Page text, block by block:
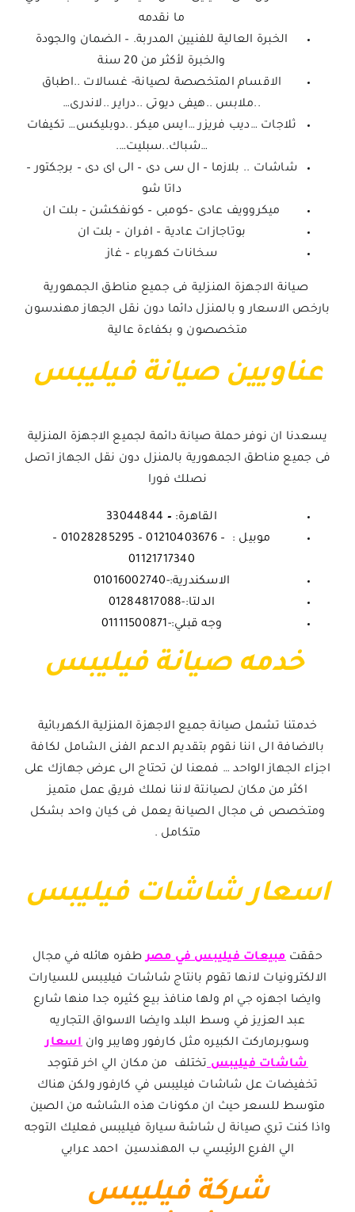
ما نقدمه
الخبرة العالية للفنيين المدربة. – الضمان والجودة
والخبرة لأكثر من 20 سنة
الاقسام المتخصصة لصيانة- غسالات ..اطباق
..ملابس ..هيفى ديوتى ..دراير ..لاندرى…
ثلاجات …ديب فريزر …ايس ميكر ..دوبليكس… تكيفات
…شباك..سبليت….
شاشات .. بلازما – ال سى دى – الى اى دى – برجكتور –
داتا شو
ميكروويف عادى –كومبى – كونفكشن – بلت ان
بوتاجازات عادية – افران – بلت ان
سخانات كهرباء – غاز
صيانة الاجهزة المنزلية فى جميع مناطق الجمهورية
بارخص الاسعار و بالمنزل دائما دون نقل الجهاز مهندسون
متخصصون و بكفاءة عالية
عناويين صيانة فيليبس
يسعدنا ان نوفر حملة صيانة دائمة لجميع الاجهزة المنزلية
فى جميع مناطق الجمهورية بالمنزل دون نقل الجهاز اتصل
نصلك فورا
القاهرة: –
33044844
موبيل : – 01210403676 – 01028285295 –
01121717340
الاسكندرية:-01016002740
الدلتا:-01284817088
وجه قبلي:-01111500871
خدمه صيانة فيليبس
خدمتنا تشمل صيانة جميع الاجهزة المنزلية الكهربائية
بالاضافة الى اننا نقوم بتقديم الدعم الفنى الشامل لكافة
اجزاء الجهاز الواحد … فمعنا لن تحتاج الى عرض جهازك على
اكثر من مكان لصيانتة لاننا نملك فريق عمل متميز
ومتخصص فى مجال الصيانة يعمل فى كيان واحد بشكل
متكامل .
اسعار شاشات فيليبس
حققتمبيعات فيليبس في مصرطفره هائله في مجال
الالكترونيات لانها تقوم بانتاج شاشات فيليبس للسيارات
وايضا اجهزه جي ام ولها منافذ بيع كثيره جدا منها شارع
عبد العزيز في وسط البلد وايضا الاسواق التجاريه
وسوبرماركت الكبيره مثل كارفور وهايبر واناسعار
شاشات فيليبستختلف من مكان الي اخر قتوجد
تخفيضات عل شاشات فيليبس في كارفور ولكن هناك
متوسط للسعر حيث ان مكونات هذه الشاشه من الصين
واذا كنت تري صيانة ل شاشة سيارة فيليبس فعليك التوجه
الي الفرع الرئيسي ب المهندسين احمد عرابي
شركة فيليبس